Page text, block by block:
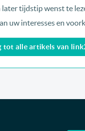
tijdstip wenst te
uw interesses en
tot alle artikels van